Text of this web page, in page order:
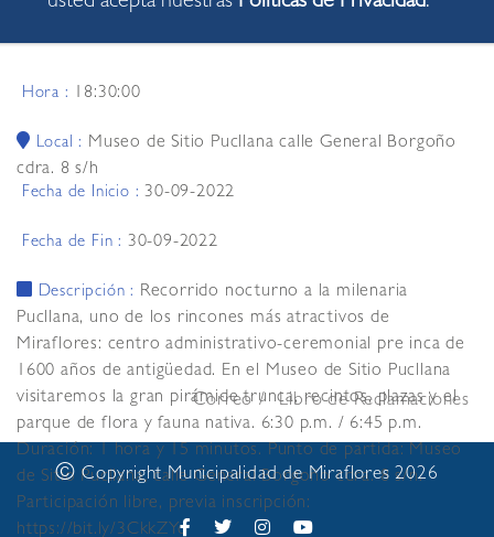
Hora : 18:30:00
Local : Museo de Sitio Pucllana calle General Borgoño
cdra. 8 s/h
Fecha de Inicio :30-09-2022
Fecha de Fin : 30-09-2022
Descripción : Recorrido nocturno a la milenaria
Pucllana, uno de los rincones más atractivos de
Miraflores: centro administrativo-ceremonial pre inca de
1600 años de antigüedad. En el Museo de Sitio Pucllana
visitaremos la gran pirámide trunca, recintos, plazas y el
parque de flora y fauna nativa. 6:30 p.m. / 6:45 p.m.
Duración: 1 hora y 15 minutos. Punto de partida: Museo
de Sitio Pucllana, calle General Borgoño cdra. 8 s/n.
Participación libre, previa inscripción:
https://bit.ly/3CkkZYc
Correo Libro de Reclamaciones
© Copyright Municipalidad de Miraflores 2026